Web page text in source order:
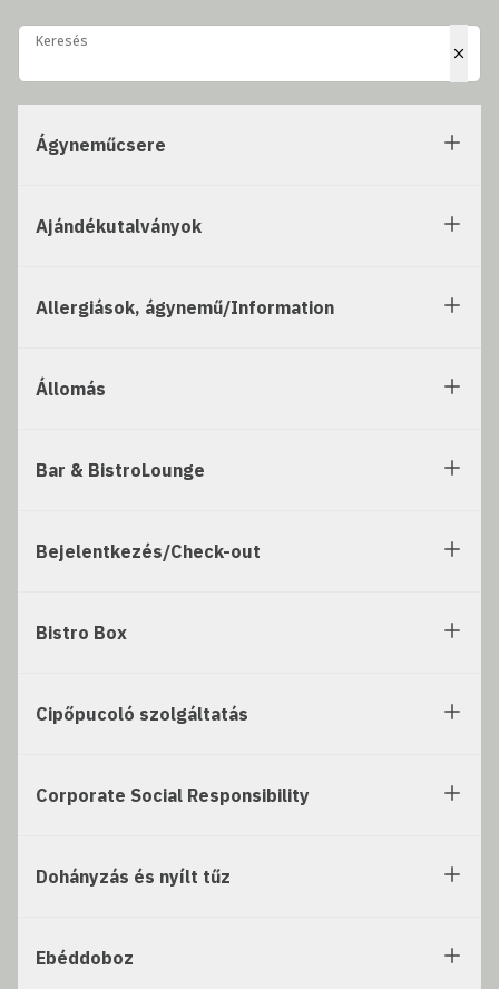
Keresés
Keresés
Ágyneműcsere
Ajándékutalványok
Allergiások, ágynemű/Information
Állomás
Bar & BistroLounge
Bejelentkezés/Check-out
Bistro Box
Cipőpucoló szolgáltatás
Corporate Social Responsibility
Dohányzás és nyílt tűz
Ebéddoboz